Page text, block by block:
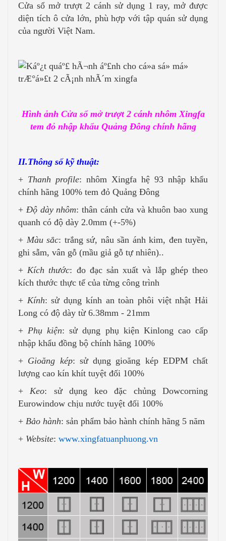
Cửa sổ mở trượt 2 cánh sử dụng 1 ray, mở được
diện tích ô cửa lớn, phù hợp với tập quán sử dụng
của người Việt Nam.
Hình ảnh Cửa sổ mở trượt 2 cánh nhôm Xingfa
tem đỏ nhập khẩu Quảng Đông chính hãng
II.Thông số kỹ thuật:
+ Thanh profile: nhôm Xingfa hệ 93 nhập khẩu
chính hãng 100% tem đỏ Quảng Đông
+ Độ dày nhôm: thân cánh cửa và khuôn bao xung
quanh có độ dày 2.0mm (+-5%)
+ Màu sắc: trắng sứ, nâu sần ánh kim, đen tuyền,
ghi sẫm, vân gỗ (mầu giả gỗ tự nhiên)..
+Kích thước: đo đạc sản xuất và lắp ghép theo
kích thước thực tế của từng công trình
+ Kính: sử dụng kính an toàn phôi việt nhật Hải
Long có độ dày từ 6.38mm - 21mm
+Phụ kiện: sử dụng phụ kiện Kinlong cao cấp
nhập khẩu đồng bộ chính hãng 100%
+ Gioăng kép: sử dụng gioăng kép EDPM chất
lượng cao kín khít tuyệt đối 100%
+Keo: sử dụng keo đặc chủng Dowcorning
Eurowindow chịu nước tuyệt đối 100%
+ Bảo hành: sản phẩm bảo hành chính hãng 5 năm
+ Website: www.xingfatuanphuong.vn